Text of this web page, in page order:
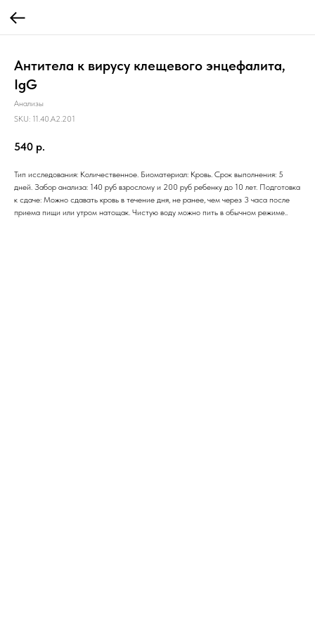
Антитела к вирусу клещевого энцефалита,
IgG
Анализы
SKU: 11.40.A2.201
540 р.
Тип исследования: Количественное. Биоматериал: Кровь. Срок выполнения: 5
дней. Забор анализа: 140 руб взрослому и 200 руб ребенку до 10 лет. Подготовка
к сдаче: Можно сдавать кровь в течение дня, не ранее, чем через 3 часа после
приема пищи или утром натощак. Чистую воду можно пить в обычном режиме..